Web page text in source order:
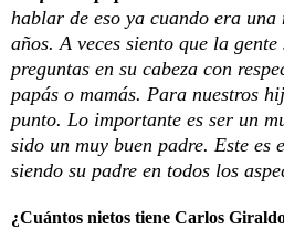
hablar de eso ya cuando era una
años. A veces siento que la gente
preguntas en su cabeza con
papás o mamás. Para nuestros
punto. Lo importante es ser un
sido un muy buen padre. Este es
siendo su padre en todos los
¿Cuántos nietos tiene Carlos